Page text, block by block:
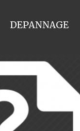
DEPANNAGE